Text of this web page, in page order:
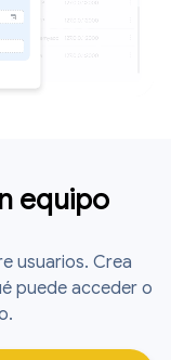
equipo
usuarios. Crea
puede acceder o